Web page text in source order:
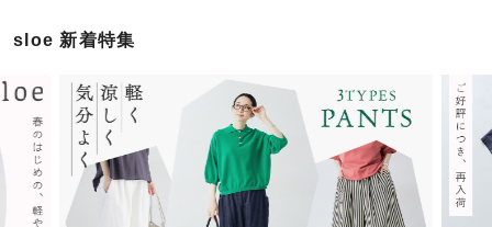
sloe 新着特集